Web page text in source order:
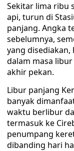
Sekitar lima ribu
api, turun di
panjang. Angka
sebelumnya,
yang
dalam masa
akhir pekan.
Libur panjang
banyak
waktu berlibur
termasuk ke
penumpang
dibanding hari